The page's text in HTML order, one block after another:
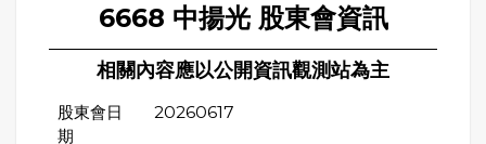
6668 中揚光 股東會資訊
相關內容應以公開資訊觀測站為主
股東會日
期
20260617